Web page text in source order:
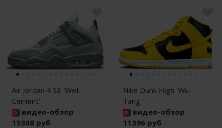
Air Jordan 4 SE 'Wet
Cement'
видео-обзор
15308 руб
Nike Dunk High 'Wu-
Tang'
видео-обзор
11396 руб